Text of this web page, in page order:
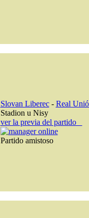
Slovan Liberec- Real
Stadion u Nisy
ver la previa del partido
Partido amistoso